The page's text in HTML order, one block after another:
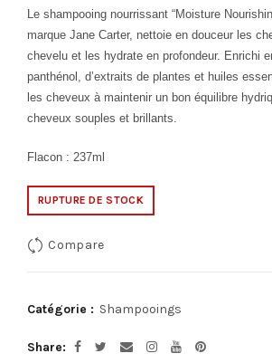
Le shampooing nourrissant “Moisture
marque Jane Carter, nettoie en douceur les
chevelu et les hydrate en profondeur. Enrichi
panthénol, d’extraits de plantes et huiles
les cheveux à maintenir un bon équilibre
cheveux souples et brillants.
Flacon : 237ml
RUPTURE DE STOCK
Compare
Catégorie : Shampooings
Share